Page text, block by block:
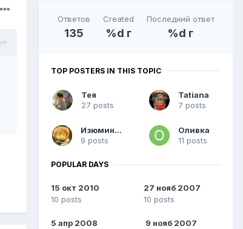
Ответов
135
Created
%d г
Последний ответ
%d г
TOP POSTERS IN THIS TOPIC
Тея
27 posts
Tatiana
7 posts
Изюминка
9 posts
Оливка
11 posts
POPULAR DAYS
15 окт 2010
10 posts
27 нояб 2007
10 posts
5 апр 2008
9 нояб 2007